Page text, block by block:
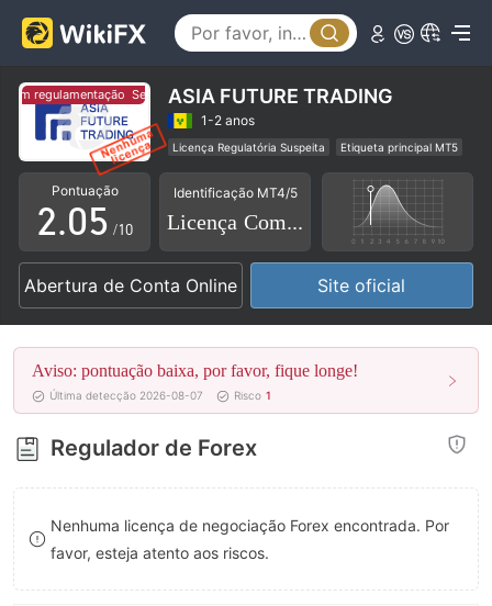
regulamentação Sem regulamentação
ASIA FUTURE TRADING
1-2 anos
Licença Regulatória Suspeita
Etiqueta principal MT5
Comerciantes Regionais
Risco potencial alto
Pontuação
0
1
2
3
4
5
6
7
8
9
.0
1
2
3
4
5
6
7
8
1
2
3
4
5
6
7
8
9
/10
Identificação MT4/5
Licença Completa
Abertura de Conta Online Site oficial
Aviso: pontuação baixa, por favor, fique longe!
Última detecção 2026-08-07 Risco 1
Regulador de Forex
Nenhuma licença de negociação Forex encontrada. Por
favor, esteja atento aos riscos.